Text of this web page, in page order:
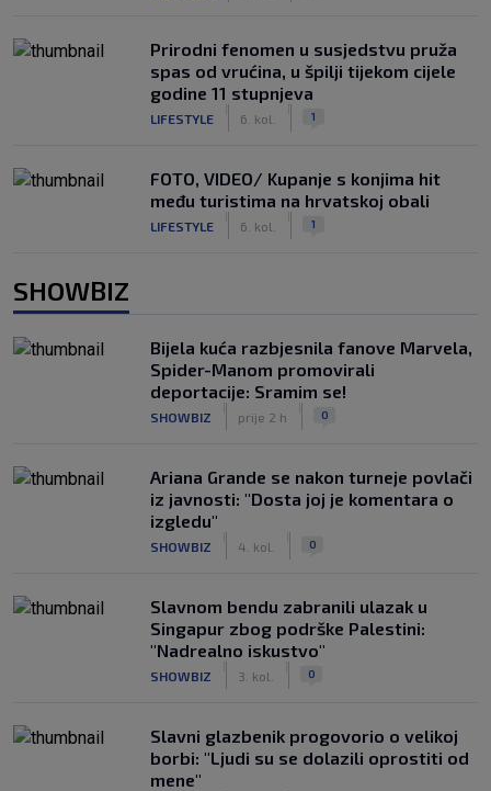
Prirodni fenomen u susjedstvu pruža
spas od vrućina, u špilji tijekom cijele
godine 11 stupnjeva
LIFESTYLE 6. kol. 1
FOTO, VIDEO/ Kupanje s konjima hit
među turistima na hrvatskoj obali
LIFESTYLE 6. kol. 1
SHOWBIZ
Bijela kuća razbjesnila fanove Marvela,
Spider-Manom promovirali
deportacije: Sramim se!
SHOWBIZ prije 2 h 0
Ariana Grande se nakon turneje povlači
iz javnosti: "Dosta joj je komentara o
izgledu"
SHOWBIZ 4. kol. 0
Slavnom bendu zabranili ulazak u
Singapur zbog podrške Palestini:
"Nadrealno iskustvo"
SHOWBIZ 3. kol. 0
Slavni glazbenik progovorio o velikoj
borbi: "Ljudi su se dolazili oprostiti od
mene"